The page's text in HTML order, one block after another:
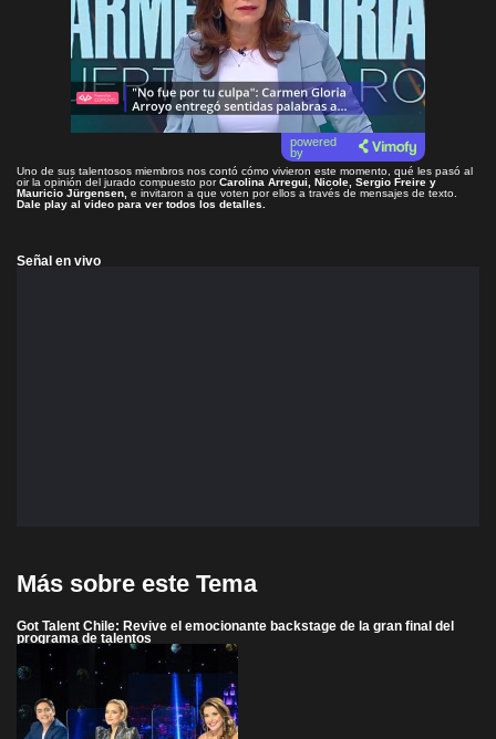
powered
by
Uno de sus talentosos miembros nos contó cómo vivieron este momento, qué les pasó al
oir la opinión del jurado compuesto porCarolina Arregui, Nicole, Sergio Freire y
Mauricio Jürgensen, e invitaron a que voten por ellos a través de mensajes de texto.
Dale play al video para ver todos los detalles.
Señal en vivo
Más sobre este Tema
Got Talent Chile: Revive el emocionante backstage de la gran final del
programa de talentos